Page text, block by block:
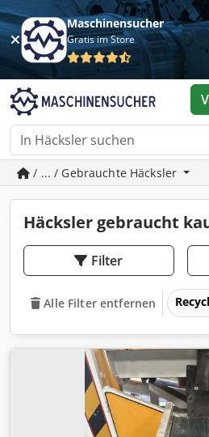
Maschinensucher
Gratis im Store
/ ... / Gebrauchte Häcksler
Häcksler gebraucht
Filter
Alle Filter entfernen